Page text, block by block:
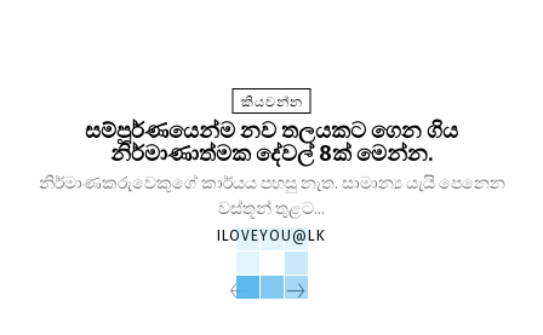
කියවන්න
සම්පූර්ණයෙන්ම නව තලයකට ගෙන ගිය
නිර්මාණාත්මක දේවල් 8ක් මෙන්න.
නිර්මාණකරුවෙකුගේ කාර්යය පහසු නැත. සාමාන්‍ය යැයි පෙනෙන
වස්තූන් තුළට...
ILOVEYOU@LK